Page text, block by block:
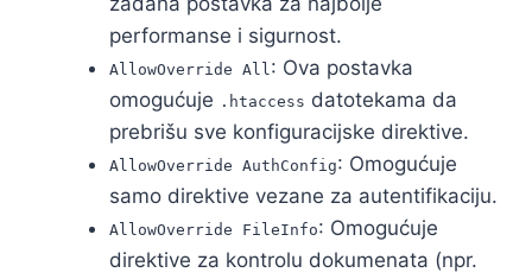
performanse i sigurnost.
AllowOverride All: Ova postavka
omogućuje .htaccess datotekama da
prebrišu sve konfiguracijske direktive.
AllowOverride AuthConfig: Omogućuje
samo direktive vezane za autentifikaciju.
AllowOverride FileInfo: Omogućuje
direktive za kontrolu dokumenata (npr.